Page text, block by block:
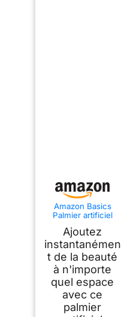
Amazon Basics
Palmier artificiel
en plastique, 119.8
cm, vert
Ajoutez
instantanémen
t de la beauté
à n'importe
quel espace
avec ce
palmier